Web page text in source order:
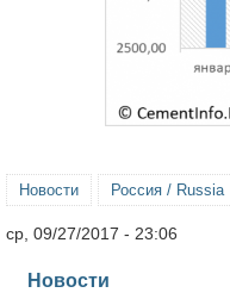
Новости Россия / Russia
ср, 09/27/2017 - 23:06
Новости